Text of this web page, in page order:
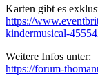
Karten gibt es
https://
kindermusical-
Weitere Infos unter:
https://forum-